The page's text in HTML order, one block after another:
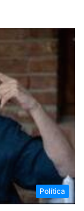
Política